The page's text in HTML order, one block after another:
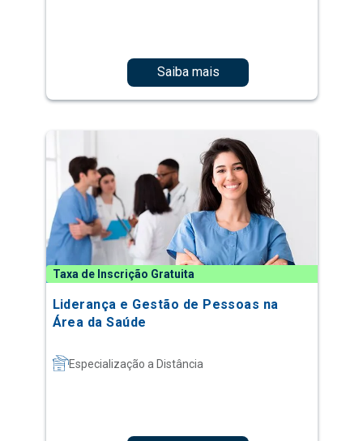
Saiba mais
Taxa de Inscrição Gratuita
Liderança e Gestão de Pessoas na
Área da Saúde
Especialização a Distância